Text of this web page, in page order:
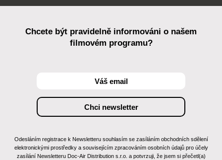
Chcete být pravidelně informováni o našem
filmovém programu?
Odesláním registrace k Newsletteru souhlasím se zasíláním obchodních sdělení
elektronickými prostředky a souvisejícím zpracováním osobních údajů pro účely
zasílání Newsletteru Doc-Air Distribution s.r.o. a potvrzuji, že jsem si přečetl(a)